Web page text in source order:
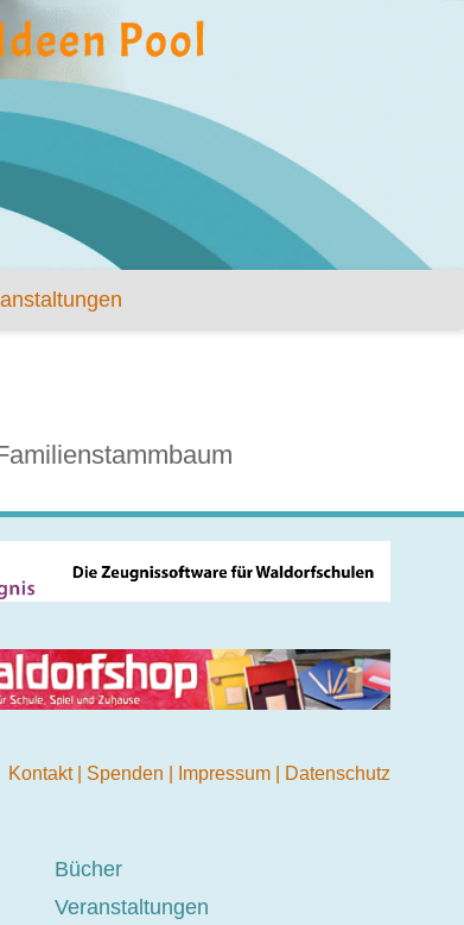
Kontakt Spenden Impressum Datenschutz
Bücher
Veranstaltungen